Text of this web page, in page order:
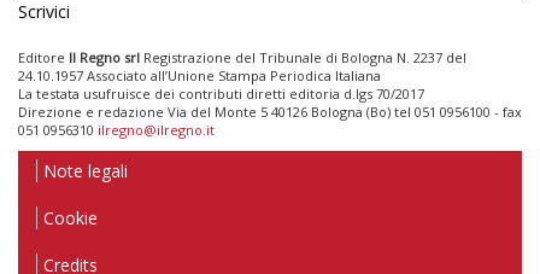
Scrivici
Editore Il Regno srl Registrazione del Tribunale di Bologna N. 2237 del
24.10.1957 Associato all’Unione Stampa Periodica Italiana
La testata usufruisce dei contributi diretti editoria d.lgs 70/2017
Direzione e redazione Via del Monte 5 40126 Bologna (Bo) tel 051 0956100 - fax
051 0956310 ilregno@ilregno.it
Note legali
Cookie
Credits